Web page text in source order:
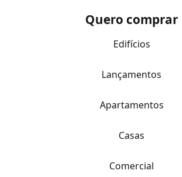
Quero comprar
Edifícios
Lançamentos
Apartamentos
Casas
Comercial